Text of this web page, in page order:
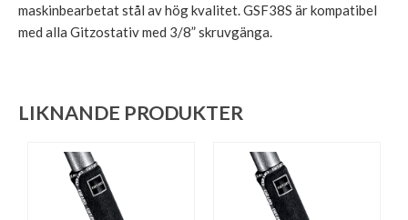
maskinbearbetat stål av hög kvalitet. GSF38S är kompatibel
med alla Gitzostativ med 3/8” skruvgänga.
LIKNANDE PRODUKTER